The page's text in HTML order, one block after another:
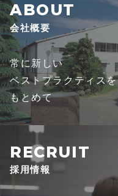
会社概要
常に新しい
ベストプラクティスを
もとめて
採用情報